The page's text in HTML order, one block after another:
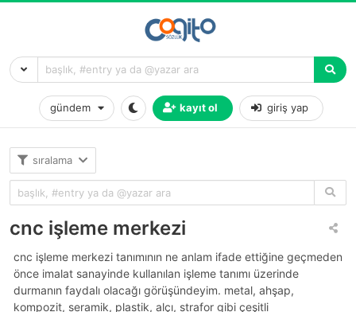
gündem kayıt ol giriş yap
sıralama
cnc işleme merkezi
cnc işleme merkezi tanımının ne anlam ifade ettiğine geçmeden
önce imalat sanayinde kullanılan işleme tanımı üzerinde
durmanın faydalı olacağı görüşündeyim. metal, ahşap,
kompozit, seramik, plastik, alçı, strafor gibi çeşitli